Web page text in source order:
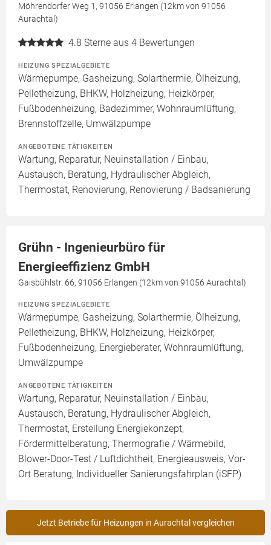
Möhrendorfer Weg 1, 91056 Erlangen (12km von 91056
Aurachtal)
4.8 Sterne aus 4 Bewertungen
HEIZUNG SPEZIALGEBIETE
Wärmepumpe, Gasheizung, Solarthermie, Ölheizung,
Pelletheizung, BHKW, Holzheizung, Heizkörper,
Fußbodenheizung, Badezimmer, Wohnraumlüftung,
Brennstoffzelle, Umwälzpumpe
ANGEBOTENE TÄTIGKEITEN
Wartung, Reparatur, Neuinstallation / Einbau,
Austausch, Beratung, Hydraulischer Abgleich,
Thermostat, Renovierung, Renovierung / Badsanierung
Grühn - Ingenieurbüro für
Energieeffizienz GmbH
Gaisbühlstr. 66, 91056 Erlangen (12km von 91056 Aurachtal)
HEIZUNG SPEZIALGEBIETE
Wärmepumpe, Gasheizung, Solarthermie, Ölheizung,
Pelletheizung, BHKW, Holzheizung, Heizkörper,
Fußbodenheizung, Energieberater, Wohnraumlüftung,
Umwälzpumpe
ANGEBOTENE TÄTIGKEITEN
Wartung, Reparatur, Neuinstallation / Einbau,
Austausch, Beratung, Hydraulischer Abgleich,
Thermostat, Erstellung Energiekonzept,
Fördermittelberatung, Thermografie / Wärmebild,
Blower-Door-Test / Luftdichtheit, Energieausweis, Vor-
Ort Beratung, Individueller Sanierungsfahrplan (iSFP)
Jetzt Betriebe für Heizungen in Aurachtal vergleichen